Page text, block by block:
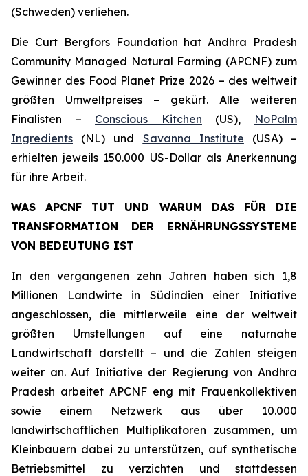
(Schweden) verliehen.
Die Curt Bergfors Foundation hat Andhra Pradesh
Community Managed Natural Farming (APCNF) zum
Gewinner des Food Planet Prize 2026 – des weltweit
größten Umweltpreises – gekürt. Alle weiteren
Finalisten – Conscious Kitchen (US), NoPalm
Ingredients (NL) und Savanna Institute (USA) –
erhielten jeweils 150.000 US-Dollar als Anerkennung
für ihre Arbeit.
WAS APCNF TUT UND WARUM DAS FÜR DIE
TRANSFORMATION DER ERNÄHRUNGSSYSTEME
VON BEDEUTUNG IST
In den vergangenen zehn Jahren haben sich 1,8
Millionen Landwirte in Südindien einer Initiative
angeschlossen, die mittlerweile eine der weltweit
größten Umstellungen auf eine naturnahe
Landwirtschaft darstellt – und die Zahlen steigen
weiter an. Auf Initiative der Regierung von Andhra
Pradesh arbeitet APCNF eng mit Frauenkollektiven
sowie einem Netzwerk aus über 10.000
landwirtschaftlichen Multiplikatoren zusammen, um
Kleinbauern dabei zu unterstützen, auf synthetische
Betriebsmittel zu verzichten und stattdessen